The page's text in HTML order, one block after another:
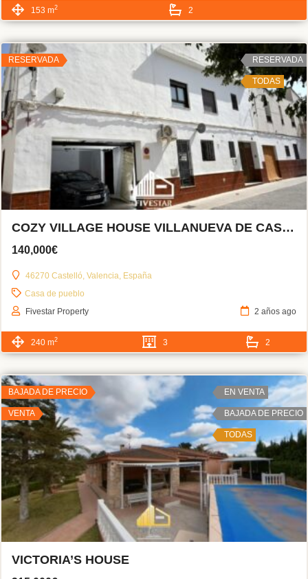
153 m2 2
RESERVADA RESERVADA
TODAS
COZY VILLAGE HOUSE VILLANUEVA DE CASTELLÓN
140,000€
46270 Castelló, Valencia, España
Casa de pueblo
Fivestar Property
2 años ago
240 m2 3 2
BAJADA DE PRECIO
VENTA
EN VENTA
BAJADA DE PRECIO
TODAS
VICTORIA’S HOUSE